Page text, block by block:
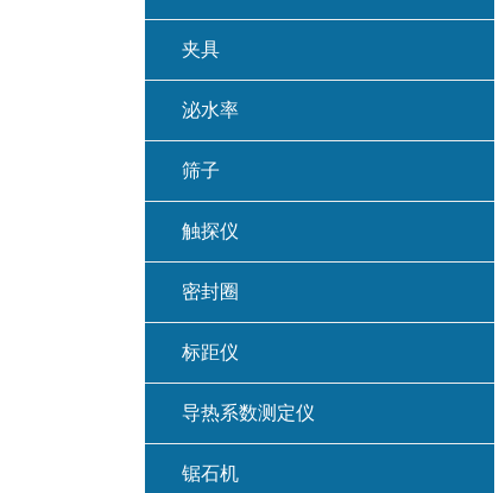
夹具
泌水率
筛子
触探仪
密封圈
标距仪
导热系数测定仪
锯石机